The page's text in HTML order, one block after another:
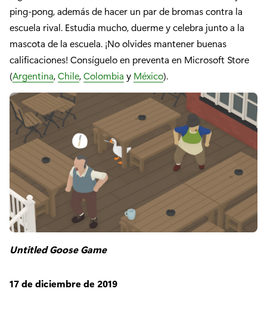
ping-pong, además de hacer un par de bromas contra la
escuela rival. Estudia mucho, duerme y celebra junto a la
mascota de la escuela. ¡No olvides mantener buenas
calificaciones! Consíguelo en preventa en Microsoft Store
(Argentina,Chile,Colombia y México).
Untitled Goose Game
17 de diciembre de 2019